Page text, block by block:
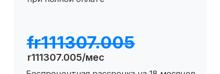
О SF Education